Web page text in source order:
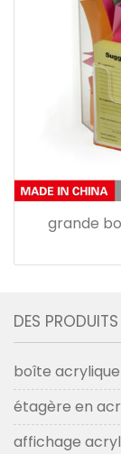
grande
DES PRODUITS
boîte acrylique
étagère en
affichage